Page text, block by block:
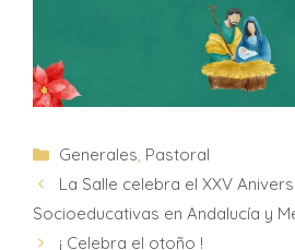
Generales, Pastoral
La Salle celebra el XXV
Socioeducativas en Andalucía y
¡ Celebra el otoño !